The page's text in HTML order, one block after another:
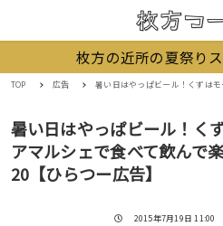
枚方の近所の夏祭り
TOP 広告 暑い日はやっぱビール！くずはモールで開催中のビアマル
暑い日はやっぱビール！く
アマルシェで食べて飲んで
20【ひらつー広告】
投稿日
2015年7月19日 11:00